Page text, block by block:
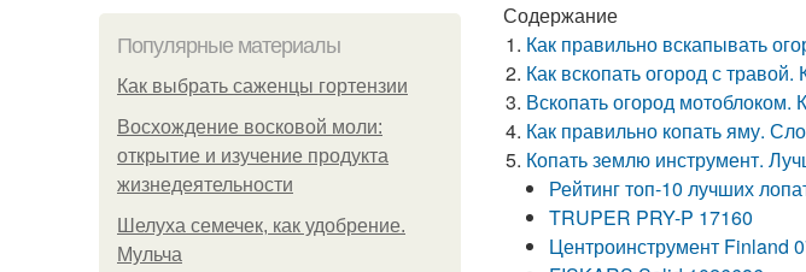
Популярные материалы
Как выбрать саженцы гортензии
Восхождение восковой моли:
открытие и изучение продукта
жизнедеятельности
Шелуха семечек, как удобрение.
Мульча
Содержание
Как правильно вскапывать
Как вскопать огород с травой.
Вскопать огород мотоблоком.
Как правильно копать яму.
Копать землю инструмент.
Рейтинг топ-10 лучших
TRUPER PRY-P 17160
Центроинструмент Finland